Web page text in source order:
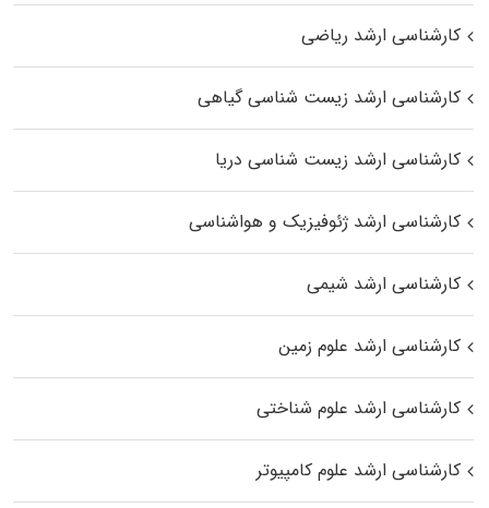
کارشناسی ارشد ریاضی
کارشناسی ارشد زیست‌ شناسی گیاهی
کارشناسی ارشد زیست‌ شناسی دریا
کارشناسی ارشد ژئوفیزیک و هواشناسی
کارشناسی ارشد شیمی
کارشناسی ارشد علوم زمین
کارشناسی ارشد علوم شناختی
کارشناسی ارشد علوم کامپیوتر